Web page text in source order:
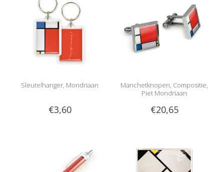
Sleutelhanger, Mondriaan
€3,60
Manchetknopen, Compositie,
Piet Mondriaan
€20,65